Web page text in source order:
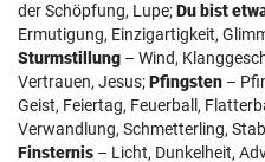
der Schöpfung, Lupe;Du bist
Ermutigung, Einzigartigkeit,
Sturmstillung – Wind,
Vertrauen, Jesus;Pfingsten –
Geist, Feiertag, Feuerball,
Verwandlung, Schmetterling,
Finsternis – Licht, Dunkelheit,